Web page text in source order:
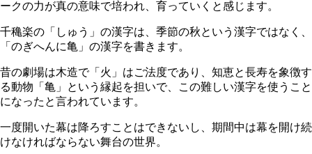
ークの力が真の意味で培われ、育っていくと感じます。
千穐楽の「しゅう」の漢字は、季節の秋という漢字ではなく、
「のぎへんに亀」の漢字を書きます。
昔の劇場は木造で「火」はご法度であり、知恵と長寿を象徴す
る動物「亀」という縁起を担いで、この難しい漢字を使うこと
になったと言われています。
一度開いた幕は降ろすことはできないし、期間中は幕を開け続
けなければならない舞台の世界。